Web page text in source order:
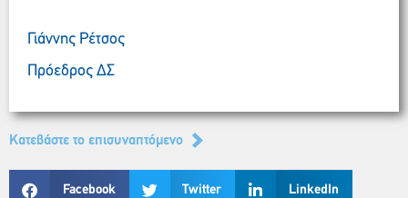
Γιάννης Ρέτσος
Πρόεδρος ΔΣ
Kατεβάστε το επισυναπτόμενο
Facebook Twitter LinkedIn